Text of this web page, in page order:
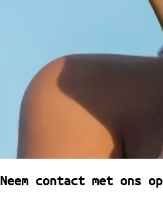
Neem contact met ons op